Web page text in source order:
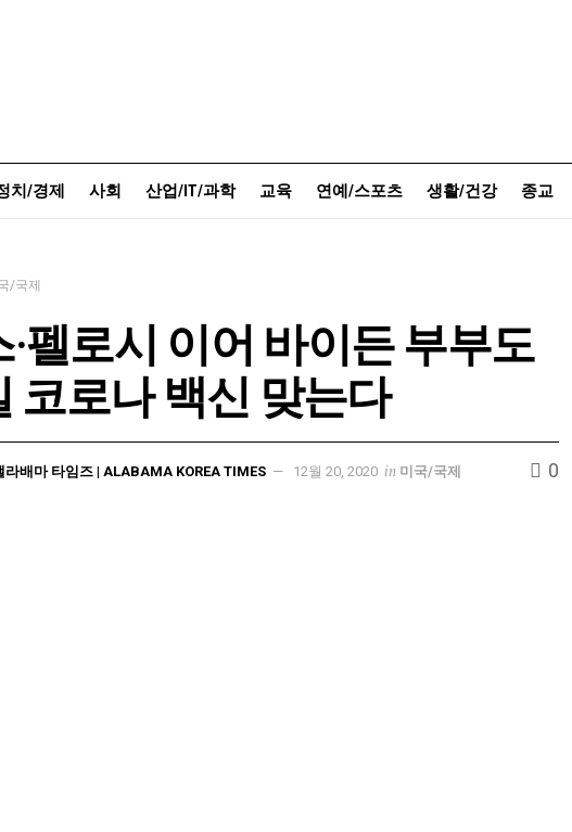
치/경제 사회 산업/IT/과학 교육 연예/스포츠 생활/건강 종교
/국제
·펠로시 이어 바이든 부부도
코로나 백신 맞는다
라배마 타임즈 | ALABAMA KOREA TIMES 12월 20, 2020 in 미국/국제 0